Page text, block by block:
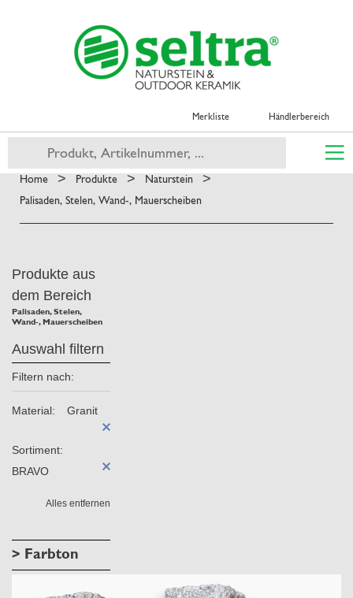
Merkliste Händlerbereich
Home > Produkte > Naturstein >
Palisaden, Stelen, Wand-, Mauerscheiben
Produkte aus
dem Bereich
Palisaden, Stelen,
Wand-, Mauerscheiben
Auswahl filtern
Filtern nach:
Material: Granit
Sortiment:
BRAVO
Alles entfernen
> Farbton